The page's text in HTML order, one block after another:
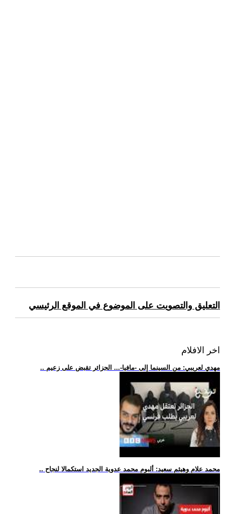
التعليق والتصويت على الموضوع في الموقع الرئيسي
اخر الافلام
.. مهدي لعريبي: من السينما إلى -مافيا-... الجزائر تقبض على زعيم
.. محمد علام وهيثم سعيد: ألبوم محمد عدوية الجديد استكمالا لنجاح